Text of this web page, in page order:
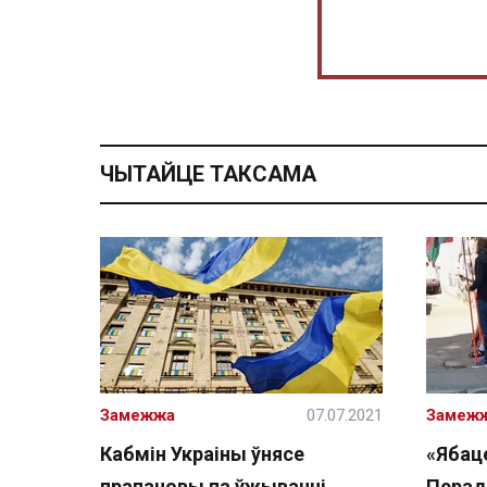
ЧЫТАЙЦЕ ТАКСАМА
Кабмін Украіны ўнясе
Замежжа 07.07.2021